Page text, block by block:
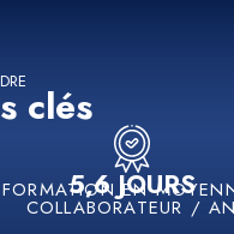
clés
5,6 JOURS
EN
COLLABORATEUR / AN